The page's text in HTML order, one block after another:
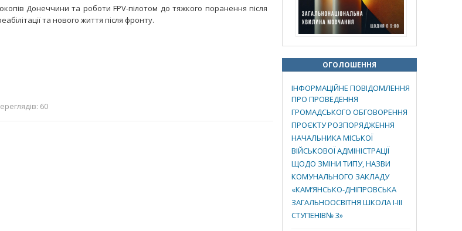
Донеччини та роботи FPV-пілотом до тяжкого поранення після
та нового життя після фронту.
60
ОГОЛОШЕННЯ
ІНФОРМАЦІЙНЕ ПОВІДОМЛЕННЯ
ПРО ПРОВЕДЕННЯ
ГРОМАДСЬКОГО ОБГОВОРЕННЯ
ПРОЄКТУ РОЗПОРЯДЖЕННЯ
НАЧАЛЬНИКА МІСЬКОЇ
ВІЙСЬКОВОЇ АДМІНІСТРАЦІЇ
ЩОДО ЗМІНИ ТИПУ, НАЗВИ
КОМУНАЛЬНОГО ЗАКЛАДУ
«КАМ’ЯНСЬКО-ДНІПРОВСЬКА
ЗАГАЛЬНООСВІТНЯ ШКОЛА І-ІІІ
СТУПЕНІВ№ 3»